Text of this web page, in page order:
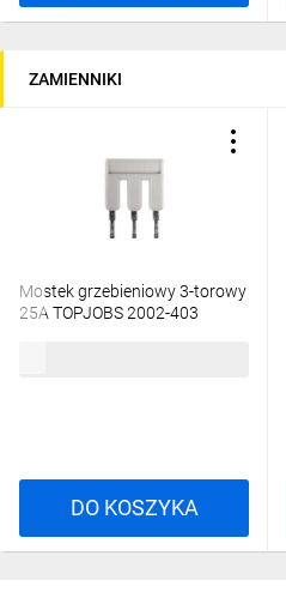
ZAMIENNIKI
Mostek grzebieniowy 3-torowy
25A TOPJOBS 2002-403
DO KOSZYKA